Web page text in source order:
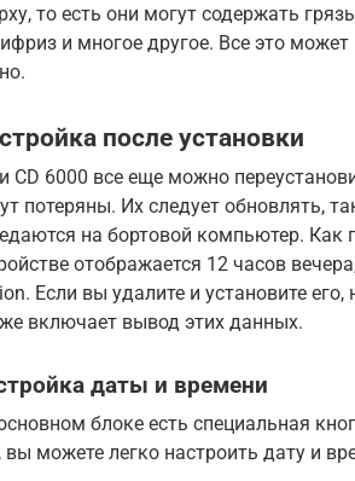
то есть они могут содержать
и многое другое. Все это
после установки
CD 6000 все еще можно
потеряны. Их следует обновлять,
на бортовой компьютер. Как
отображается 12 часов
Если вы удалите и установите
включает вывод этих данных.
даты и времени
блоке есть специальная
вы можете легко настроить дату и